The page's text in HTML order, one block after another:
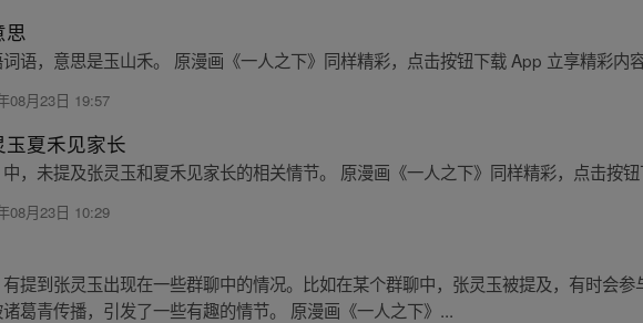
语，意思是玉山禾。 原漫画《一人之下》同样精彩，点击按钮下载 App 立享精彩内容
08月23日 19:57
夏禾见家长
，未提及张灵玉和夏禾见家长的相关情节。 原漫画《一人之下》同样精彩，点击按钮
08月23日 10:29
提到张灵玉出现在一些群聊中的情况。比如在某个群聊中，张灵玉被提及，有时会
葛青传播，引发了一些有趣的情节。 原漫画《一人之下》...